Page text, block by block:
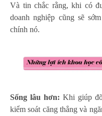
Và tin chắc rằng, khi có
doanh nghiệp cũng sẽ
chính nó.
Sống lâu hơn: Khi giúp
kiểm soát căng thẳng và